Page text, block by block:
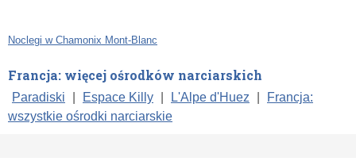
Noclegi w Chamonix Mont-Blanc
Francja: więcej ośrodków narciarskich
Paradiski Espace Killy L'Alpe d'Huez
Francja:
wszystkie ośrodki narciarskie